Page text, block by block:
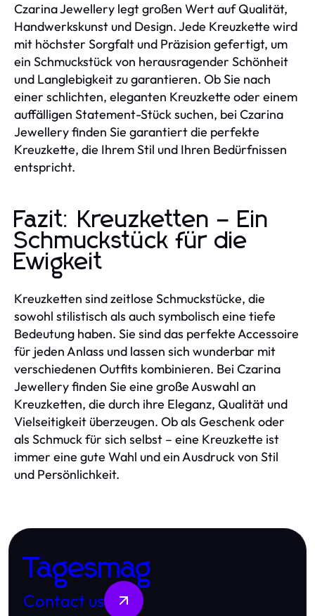
Czarina Jewellery legt großen Wert auf Qualität,
Handwerkskunst und Design. Jede Kreuzkette wird
mit höchster Sorgfalt und Präzision gefertigt, um
ein Schmuckstück von herausragender Schönheit
und Langlebigkeit zu garantieren. Ob Sie nach
einer schlichten, eleganten Kreuzkette oder einem
auffälligen Statement-Stück suchen, bei Czarina
Jewellery finden Sie garantiert die perfekte
Kreuzkette, die Ihrem Stil und Ihren Bedürfnissen
entspricht.
Fazit: Kreuzketten – Ein
Schmuckstück für die
Ewigkeit
Kreuzketten sind zeitlose Schmuckstücke, die
sowohl stilistisch als auch symbolisch eine tiefe
Bedeutung haben. Sie sind das perfekte Accessoire
für jeden Anlass und lassen sich wunderbar mit
verschiedenen Outfits kombinieren. Bei Czarina
Jewellery finden Sie eine große Auswahl an
Kreuzketten, die durch ihre Eleganz, Qualität und
Vielseitigkeit überzeugen. Ob als Geschenk oder
als Schmuck für sich selbst – eine Kreuzkette ist
immer eine gute Wahl und ein Ausdruck von Stil
und Persönlichkeit.
Tagesmag
Contact us